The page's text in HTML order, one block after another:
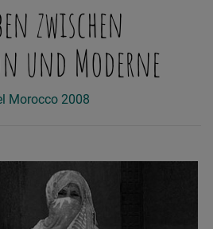
zwischen
und Moderne
Morocco 2008